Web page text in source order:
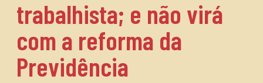
trabalhista; e não virá
com a reforma da
Previdência